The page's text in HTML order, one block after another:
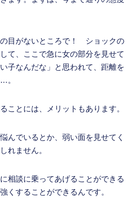
目がないところで！ ショックの
て、ここで急に女の部分を見せて
子なんだな」と思われて、距離を
。
ことには、メリットもあります。
んでいるとか、弱い面を見せてく
れません。
相談に乗ってあげることができる
くすることができるんです。